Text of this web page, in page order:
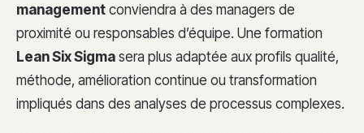
management conviendra à des managers de
proximité ou responsables d’équipe. Une formation
Lean Six Sigma sera plus adaptée aux profils qualité,
méthode, amélioration continue ou transformation
impliqués dans des analyses de processus complexes.